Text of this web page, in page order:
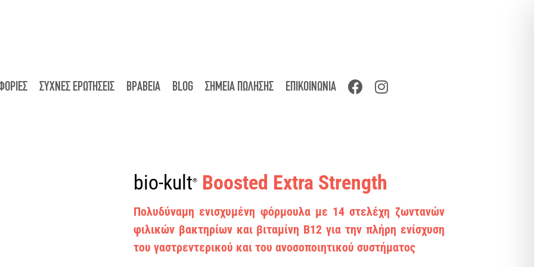
ΣΥΧΝΕΣ ΕΡΩΤΗΣΕΙΣ ΒΡΑΒΕΙΑ BLOG ΣΗΜΕΙΑ ΠΩΛΗΣΗΣ ΕΠΙΚΟΙΝΩΝΙΑ
bio-kult® Boosted Extra Strength
Πολυδύναμη ενισχυμένη φόρμουλα με 14 στελέχη ζωντανών
φιλικών βακτηρίων και βιταμίνη Β12 για την πλήρη ενίσχυση
του γαστρεντερικού και του ανοσοποιητικού συστήματος